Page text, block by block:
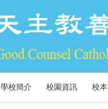
學校簡介 校園資訊 校